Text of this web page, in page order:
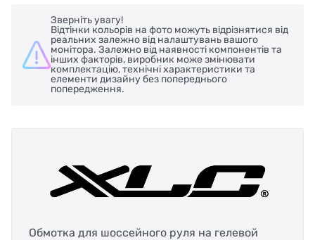
Зверніть увагу!
Відтінки кольорів на фото можуть відрізнятися від
реальних залежно від налаштувань вашого
монітора. Залежно від наявності компонентів та
інших факторів, виробник може змінювати
комплектацію, технічні характеристики та
елементи дизайну без попереднього
попередження.
Обмотка для шоссейного руля на гелевой